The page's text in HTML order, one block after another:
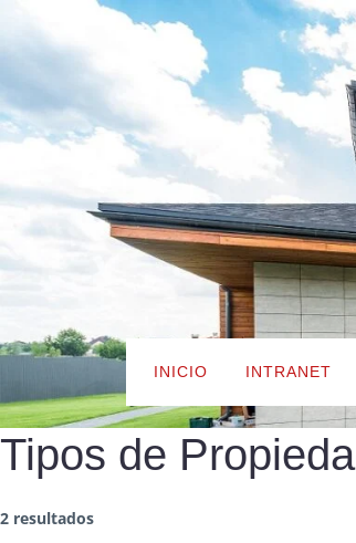
INICIO INTRANET
Tipos de
2 resultados